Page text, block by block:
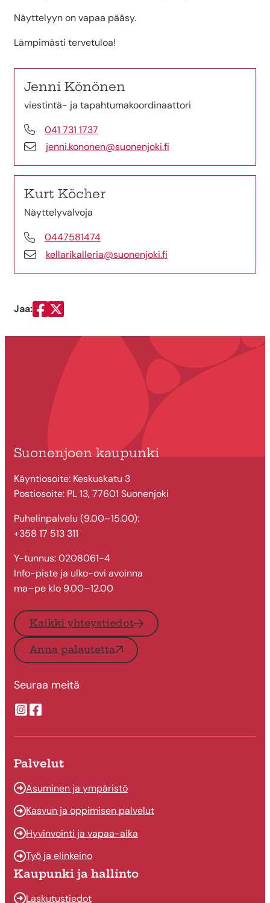
Näyttelyyn on vapaa pääsy.
Lämpimästi tervetuloa!
Jenni Könönen
viestintä- ja tapahtumakoordinaattori
041 731 1737
jenni.kononen@suonenjoki.fi
Kurt Köcher
Näyttelyvalvoja
0447581474
kellarikalleria@suonenjoki.fi
Jaa:
Jaa Facebookissa
Jaa Twitterissä
Suonenjoen kaupunki
Käyntiosoite: Keskuskatu 3
Postiosoite: PL 13, 77601 Suonenjoki
Puhelinpalvelu (9.00–15.00):
+358 17 513 311
Y-tunnus: 0208061-4
Info-piste ja ulko-ovi avoinna
ma–pe klo 9.00–12.00
Kaikki yhteystiedot
Anna palautetta
Seuraa meitä
Suonenjoen kaupungin Instragram
Suonenjoen kaupungin Facebook
Palvelut
Asuminen ja ympäristö
Kasvun ja oppimisen palvelut
Hyvinvointi ja vapaa-aika
Työ ja elinkeino
Kaupunki ja hallinto
Laskutustiedot